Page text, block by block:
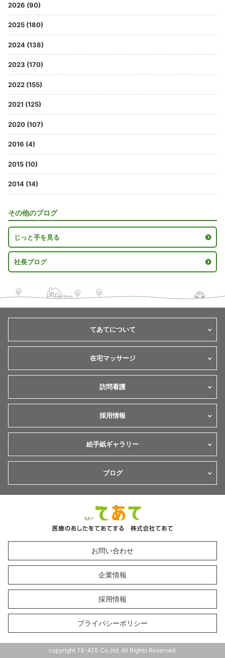
2026 (90)
2025 (180)
2024 (138)
2023 (170)
2022 (155)
2021 (125)
2020 (107)
2016 (4)
2015 (10)
2014 (14)
その他のブログ
じっと手を見る
社長ブログ
てあてについて
在宅マッサージ
訪問看護
採用情報
絵手紙ギャラリー
ブログ
お問い合わせ
企業情報
採用情報
プライバシーポリシー
copyright TE-ATE Co.,ltd. All Rights Reserved.